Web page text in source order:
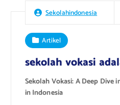
Sekolahindonesia
Artikel
sekolah vokasi
Sekolah Vokasi: A Deep
in Indonesia